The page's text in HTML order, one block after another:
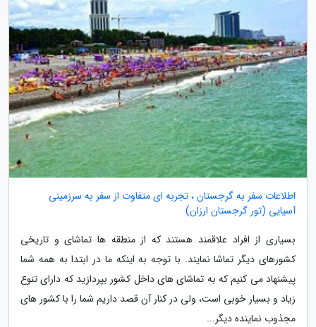
اطلاعات سفر به گرجستان ، تجربه ای متفاوت از سفر به سرزمینی
آسیایی (تور گرجستان ارزان)
بسیاری از افراد علاقمند هستند که از منطقه ها تماشای و تاریخی
کشورهای دیگر تماشا نمایند. با توجه به اینکه ما در ابتدا به همه شما
پیشنهاد می کنیم که به تماشای های داخل کشور بپردازید که دارای تنوع
زیاد و بسیار خوبی است، ولی در کنار آن قصد داریم شما را با کشور های
مجذوب نماینده دیگر...